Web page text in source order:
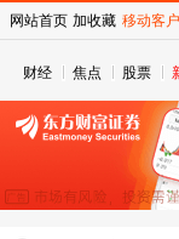
财经 焦点 股票
网站首页 加收藏 移动客